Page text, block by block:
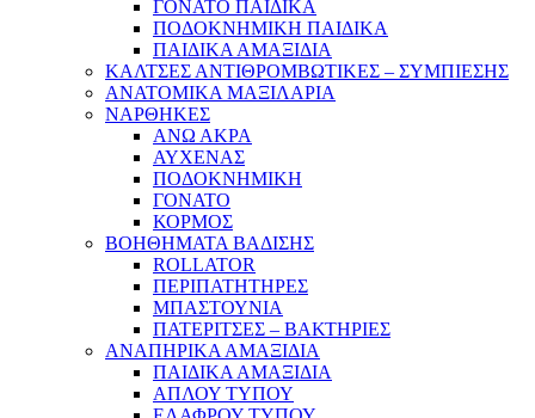
ΓΟΝΑΤΟ ΠΑΙΔΙΚΑ
ΠΟΔΟΚΝΗΜΙΚΗ ΠΑΙΔΙΚΑ
ΠΑΙΔΙΚΑ ΑΜΑΞΙΔΙΑ
ΚΑΛΤΣΕΣ ΑΝΤΙΘΡΟΜΒΩΤΙΚΕΣ – ΣΥΜΠΙΕΣΗΣ
ΑΝΑΤΟΜΙΚΑ ΜΑΞΙΛΑΡΙΑ
ΝΑΡΘΗΚΕΣ
ΑΝΩ ΑΚΡΑ
ΑΥΧΕΝΑΣ
ΠΟΔΟΚΝΗΜΙΚΗ
ΓΟΝΑΤΟ
ΚΟΡΜΟΣ
ΒΟΗΘΗΜΑΤΑ ΒΑΔΙΣΗΣ
ROLLATOR
ΠΕΡΙΠΑΤΗΤΗΡΕΣ
ΜΠΑΣΤΟΥΝΙΑ
ΠΑΤΕΡΙΤΣΕΣ – ΒΑΚΤΗΡΙΕΣ
ΑΝΑΠΗΡΙΚΑ ΑΜΑΞΙΔΙΑ
ΠΑΙΔΙΚΑ ΑΜΑΞΙΔΙΑ
ΑΠΛΟΥ ΤΥΠΟΥ